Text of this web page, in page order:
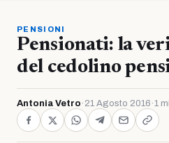
PENSIONI
Pensionati: la
del cedolino
Antonia Vetro · 21 Agosto 2016 ·1